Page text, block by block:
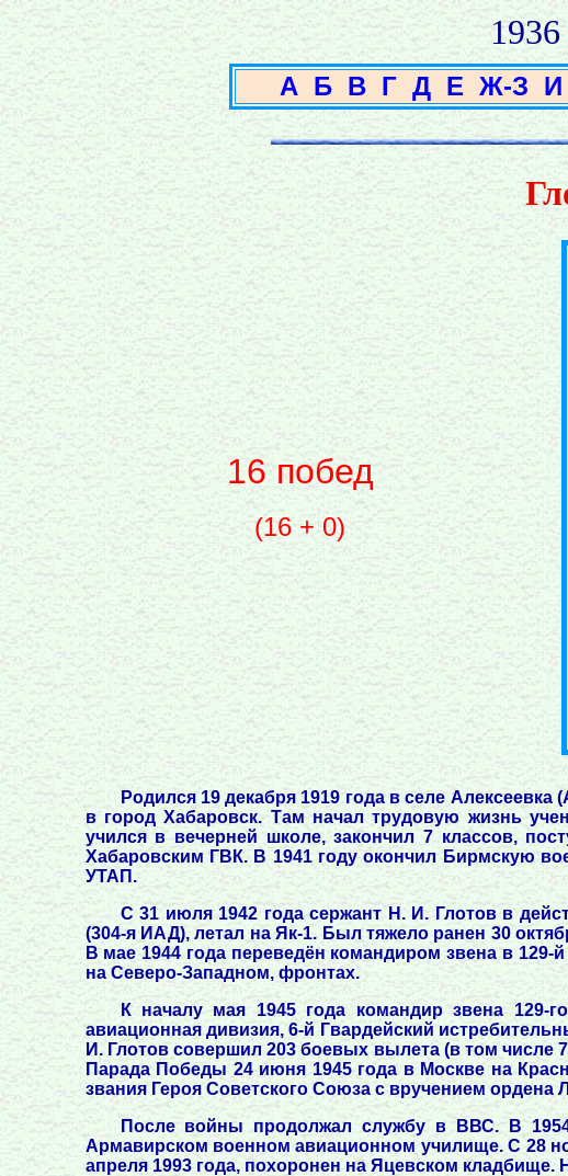
1936
А Б В Г Д Е Ж-З И
16 побед
(16 + 0)
Родился 19 декабря 1919 года в селе
в город Хабаровск. Там начал трудовую жизнь
учился в вечерней школе, закончил 7 классов,
Хабаровским ГВК. В 1941 году окончил Бирмскую
УТАП.
С 31 июля 1942 года сержант Н. И. Глотов в
(304-я ИАД), летал на Як-1. Был тяжело ранен 30
В мае 1944 года переведён командиром звена в
на Северо-Западном, фронтах.
К началу мая 1945 года командир звена 129-
авиационная дивизия, 6-й Гвардейский
И. Глотов совершил 203 боевых вылета (в том числе
Парада Победы 24 июня 1945 года в Москве на
звания Героя Советского Союза с вручением
После войны продолжал службу в ВВС. В
Армавирском военном авиационном училище. С 28
апреля 1993 года, похоронен на Яцевском